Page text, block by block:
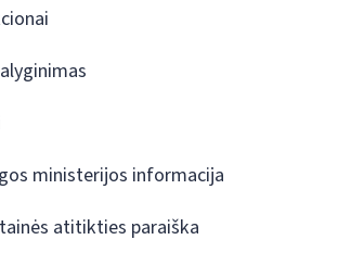
ministerijos informacija
atitikties paraiška